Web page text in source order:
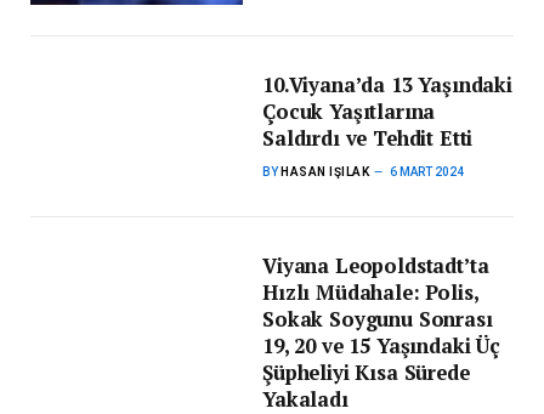
10.Viyana’da 13 Yaşındaki
Çocuk Yaşıtlarına
Saldırdı ve Tehdit Etti
BY HASAN IŞILAK 6 MART 2024
Viyana Leopoldstadt’ta
Hızlı Müdahale: Polis,
Sokak Soygunu Sonrası
19, 20 ve 15 Yaşındaki Üç
Şüpheliyi Kısa Sürede
Yakaladı